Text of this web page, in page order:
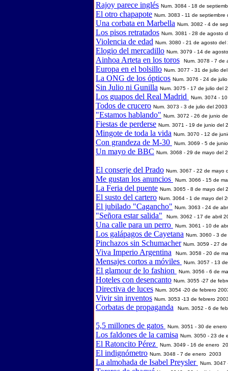
Rajoy parece inglés Num. 3084 - 18 de
El otro chapapote Num. 3083 - 11 de septiembre
Una corbata en Marbella Num. 3082 - 4 de
Los pisos retratados Num. 3081 - 28 de agosto
Violencia de edad Num. 3080 - 21 de agosto del
Elogio del mercadillo Num. 3079 - 14 de
Ainhoa Arteta en los toros Num. 3078 - 7 de
Europa en el bolsillo Num. 3077 - 31 de julio
La ONG de los ópticos Num. 3076 - 24 de
Sin Julio ni Gunilla Num. 3075 - 17 de julio del
Los guapos del Real Madrid Num. 3074 -
Todos de crucero Num. 3073 - 3 de julio del 2003
"Estamos hablando" Num. 3072 - 26 de junio
Fiestas de perderse Num. 3071 - 19 de junio del
Mingote de toda la vida Num. 3070 - 12 de
Con grandeza de M-30 Num. 3069 - 5 de
Un mayo de BBC Num. 3068 - 29 de mayo del
El conserje del Prado Num. 3067 - 22 de mayo
Me gustan los anuncios Num. 3066 - 15 de
La Feria del puente Num. 3065 - 8 de mayo del
El susto del cartero Num. 3064 - 1 de mayo del
El jubilado "Cagancho" Num. 3063 - 24 de
"Señora estar salida" Num. 3062 - 17 de abril
Una calle para un perro Num. 3061 - 10 de
Los galápagos de Cayetana Num. 3060 - 3
Pinchazos sin Schumacher Num. 3059 - 27
Viva Imperio Argentina Num. 3058 - 20 de
Mensajes cortos a móviles Num. 3057 - 13
El glamour de lo fashion Num. 3056 - 6 de
Hoteles con desencanto Num. 3055 -27 de
Directiva de luces Num. 3054 -20 de febrero
Vivir sin inventos Num. 3053 -13 de febrero
Corbatas de propaganda Num. 3052 - 6 de
5,5 millones de gatos Num. 3051 - 30 de
Los faldones de la camisa Num. 3050 - 23 de
El Ratoncito Pérez Num. 3049 - 16 de enero
El indignómetro Num. 3048 - 7 de enero 2003
La almohada de Isabel Preysler Num.